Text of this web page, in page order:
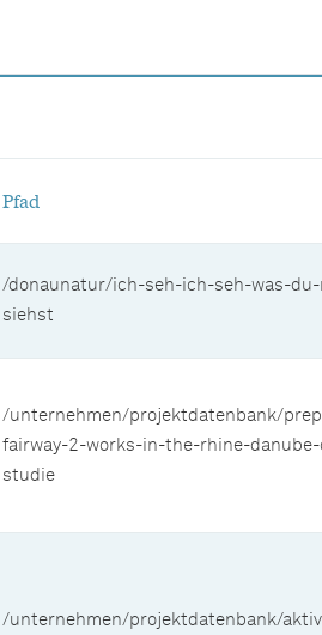
Pfad
/donaunatur/ich-seh-ich-seh-was-
siehst
/unternehmen/projektdatenbank/
fairway-2-works-in-the-rhine-
studie
/unternehmen/projektdatenbank/